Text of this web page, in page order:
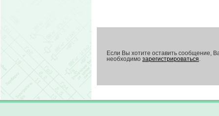
Если Вы хотите оставить сообщение,
необходимо зарегистрироваться.